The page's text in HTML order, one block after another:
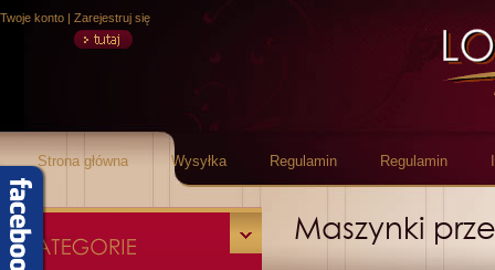
Twoje konto | Zarejestruj się
Strona główna Wysyłka Regulamin Regulamin
Maszynki